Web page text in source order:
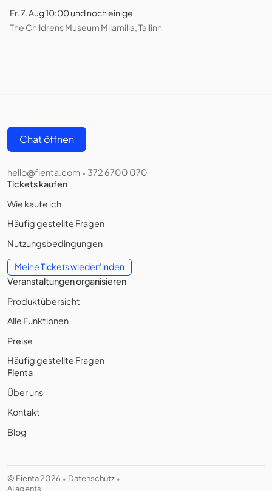
Fr. 7. Aug 10:00 und noch einige
The Childrens Museum Miiamilla, Tallinn
Chat öffnen
hello@fienta.com • 372 6700 070
Tickets kaufen
Wie kaufe ich
Häufig gestellte Fragen
Nutzungsbedingungen
Meine Tickets wiederfinden
Veranstaltungen organisieren
Produktübersicht
Alle Funktionen
Preise
Häufig gestellte Fragen
Fienta
Über uns
Kontakt
Blog
© Fienta 2026 • Datenschutz •
AI agents